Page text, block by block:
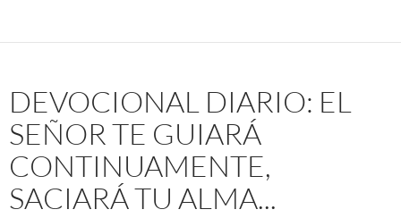
DEVOCIONAL DIARIO: EL
SEÑOR TE GUIARÁ
CONTINUAMENTE,
SACIARÁ TU ALMA...